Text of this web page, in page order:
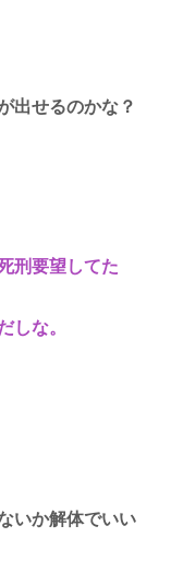
出せるのかな？
刑要望してた
しな。
いか解体でいい